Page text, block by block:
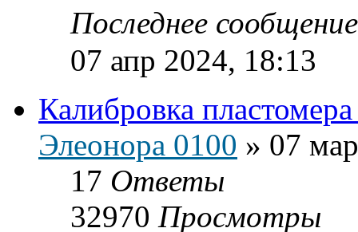
Последнее
07 апр 2024, 18:13
Калибровка
Элеонора 0100 » 07
17 Ответы
32970 Просмотры